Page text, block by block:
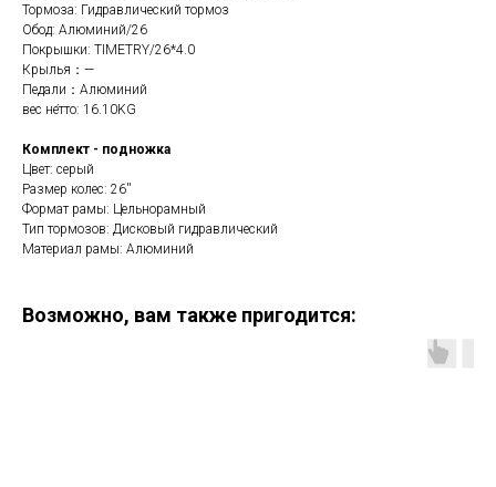
Тормоза: Гидравлический тормоз
Обод: Алюминий/26
Покрышки: TIMETRY/26*4.0
Крылья：—
Педали：Алюминий
вес не́тто: 16.10KG
Комплект - подножка
Цвет: серый
Размер колес: 26''
Формат рамы: Цельнорамный
Тип тормозов: Дисковый гидравлический
Материал рамы: Алюминий
Возможно, вам также пригодится: